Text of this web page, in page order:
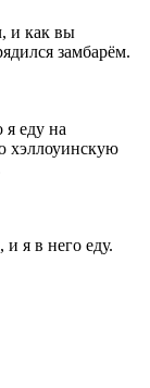
и как вы
замбарём.
я еду на
хэллоуинскую
и я в него еду.